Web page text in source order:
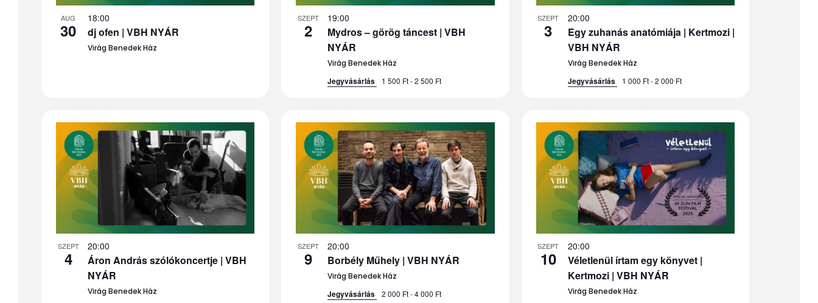
AUG
30 dj ofen | VBH NYÁR
Virág Benedek Ház
18:00 SZEPT
2
Mydros – görög táncest | VBH
NYÁR
Virág Benedek Ház
19:00
Jegyvásárlás 1 500 Ft - 2 500 Ft
SZEPT
3
Egy zuhanás anatómiája | Kertmozi |
VBH NYÁR
Virág Benedek Ház
20:00
Jegyvásárlás 1 000 Ft - 2 000 Ft
SZEPT
4
Áron András szólókoncertje | VBH
NYÁR
Virág Benedek Ház
20:00 SZEPT
9 Borbély Műhely | VBH NYÁR
Virág Benedek Ház
20:00
Jegyvásárlás 2 000 Ft - 4 000 Ft
SZEPT
10
Véletlenül írtam egy könyvet |
Kertmozi | VBH NYÁR
Virág Benedek Ház
20:00